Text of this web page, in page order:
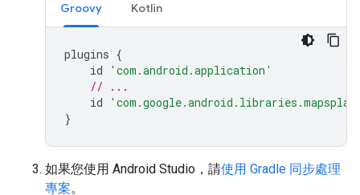
Groovy Kotlin
plugins {
id
'com.android.application'
// ...
id
}
如果您使用 Android Studio，請使用 Gradle 同步處理
專案。